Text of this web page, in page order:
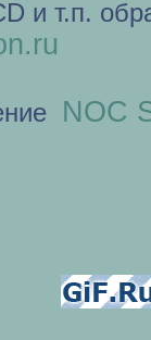
и т.п.
NOC